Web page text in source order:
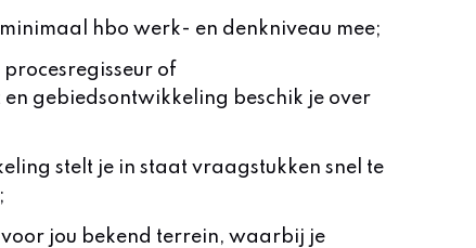
hbo werk- en denkniveau mee;
of
gebiedsontwikkeling beschik je over
stelt je in staat vraagstukken snel te
jou bekend terrein, waarbij je